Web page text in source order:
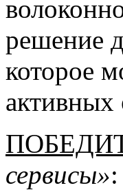
решение
которое
активных
сервисы»: